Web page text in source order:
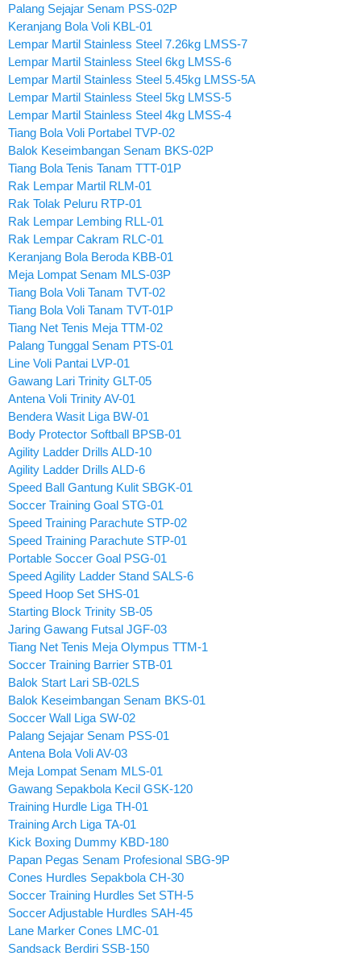
Palang Sejajar Senam PSS-02P
Keranjang Bola Voli KBL-01
Lempar Martil Stainless Steel 7.26kg LMSS-7
Lempar Martil Stainless Steel 6kg LMSS-6
Lempar Martil Stainless Steel 5.45kg LMSS-5A
Lempar Martil Stainless Steel 5kg LMSS-5
Lempar Martil Stainless Steel 4kg LMSS-4
Tiang Bola Voli Portabel TVP-02
Balok Keseimbangan Senam BKS-02P
Tiang Bola Tenis Tanam TTT-01P
Rak Lempar Martil RLM-01
Rak Tolak Peluru RTP-01
Rak Lempar Lembing RLL-01
Rak Lempar Cakram RLC-01
Keranjang Bola Beroda KBB-01
Meja Lompat Senam MLS-03P
Tiang Bola Voli Tanam TVT-02
Tiang Bola Voli Tanam TVT-01P
Tiang Net Tenis Meja TTM-02
Palang Tunggal Senam PTS-01
Line Voli Pantai LVP-01
Gawang Lari Trinity GLT-05
Antena Voli Trinity AV-01
Bendera Wasit Liga BW-01
Body Protector Softball BPSB-01
Agility Ladder Drills ALD-10
Agility Ladder Drills ALD-6
Speed Ball Gantung Kulit SBGK-01
Soccer Training Goal STG-01
Speed Training Parachute STP-02
Speed Training Parachute STP-01
Portable Soccer Goal PSG-01
Speed Agility Ladder Stand SALS-6
Speed Hoop Set SHS-01
Starting Block Trinity SB-05
Jaring Gawang Futsal JGF-03
Tiang Net Tenis Meja Olympus TTM-1
Soccer Training Barrier STB-01
Balok Start Lari SB-02LS
Balok Keseimbangan Senam BKS-01
Soccer Wall Liga SW-02
Palang Sejajar Senam PSS-01
Antena Bola Voli AV-03
Meja Lompat Senam MLS-01
Gawang Sepakbola Kecil GSK-120
Training Hurdle Liga TH-01
Training Arch Liga TA-01
Kick Boxing Dummy KBD-180
Papan Pegas Senam Profesional SBG-9P
Cones Hurdles Sepakbola CH-30
Soccer Training Hurdles Set STH-5
Soccer Adjustable Hurdles SAH-45
Lane Marker Cones LMC-01
Sandsack Berdiri SSB-150